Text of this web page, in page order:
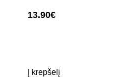
13.90€
Į krepšelį